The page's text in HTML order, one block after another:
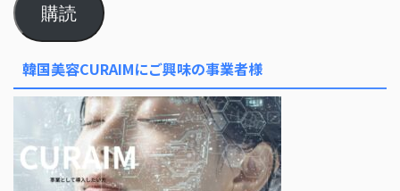
購読
韓国美容CURAIMにご興味の事業者様